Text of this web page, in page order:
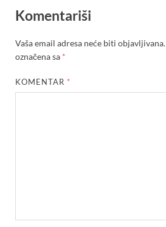
Komentariši
Vaša email adresa neće biti objavljivana.
označena sa *
KOMENTAR *